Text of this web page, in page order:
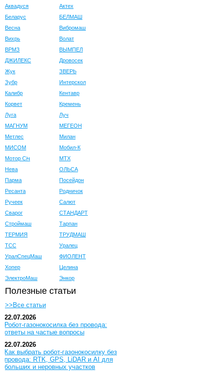
Аквадуся
Актех
Беларус
БЕЛМАШ
Весна
Вибромаш
Вихрь
Волат
ВРМЗ
ВЫМПЕЛ
ДЖИЛЕКС
Дровосек
Жук
ЗВЕРЬ
Зубр
Интерскол
Калибр
Кентавр
Корвет
Кремень
Луга
Луч
МАГНУМ
МЕГЕОН
Метлес
Милан
МИСОМ
Мобил-К
Мотор Сiч
МТХ
Нева
ОЛЬСА
Парма
Посейдон
Ресанта
Родничок
Ручеек
Салют
Сварог
СТАНДАРТ
Строймаш
Тарпан
ТЕРМИЯ
ТРУДМАШ
ТСС
Уралец
УралСпецМаш
ФИОЛЕНТ
Хопер
Целина
ЭлектроМаш
Энкор
Полезные статьи
>>Все статьи
22.07.2026
Робот-газонокосилка без провода:
ответы на частые вопросы
22.07.2026
Как выбрать робот-газонокосилку без
провода: RTK, GPS, LiDAR и AI для
больших и неровных участков